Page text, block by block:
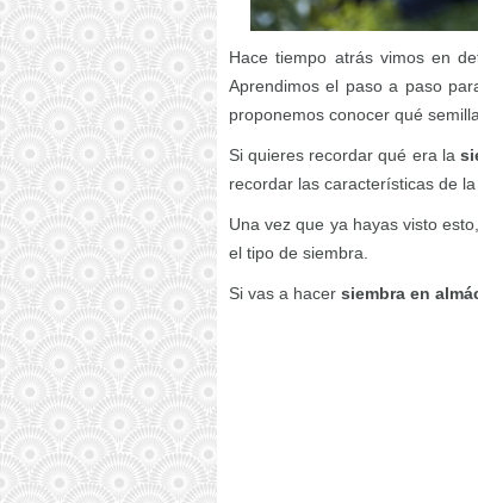
Hace tiempo atrás vimos en
Aprendimos el paso a paso
proponemos conocer qué
Si quieres recordar qué era la
recordar las características de la
Una vez que ya hayas visto
el tipo de siembra.
Si vas a hacer siembra en